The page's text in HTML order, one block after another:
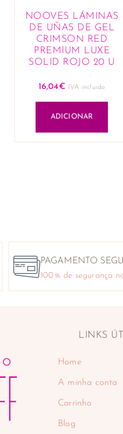
NOOVES LÁMINAS
DE UÑAS DE GEL
CRIMSON RED
PREMIUM LUXE
SOLID ROJO 20 U
16,04€ IVA incluido
ADICIONAR
PAGAMENTO
100% de segurança
LINKS
Home
A minha conta
Carrinho
Blog